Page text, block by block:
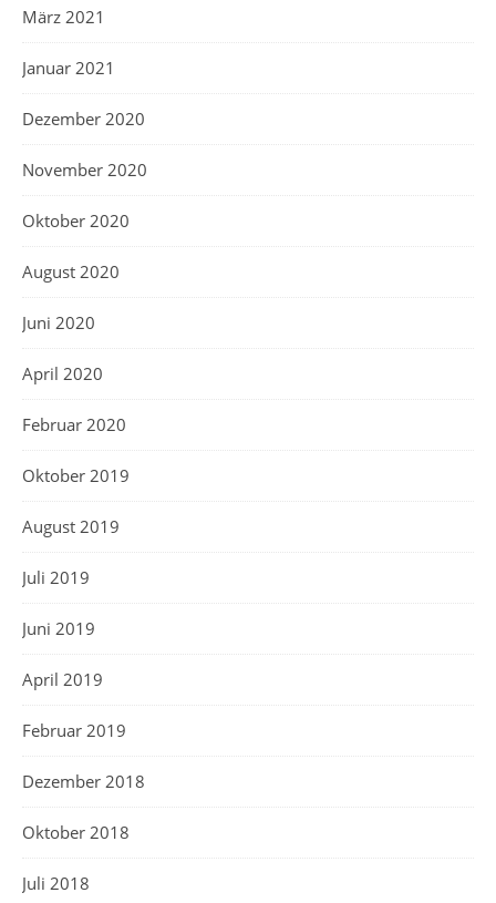
März 2021
Januar 2021
Dezember 2020
November 2020
Oktober 2020
August 2020
Juni 2020
April 2020
Februar 2020
Oktober 2019
August 2019
Juli 2019
Juni 2019
April 2019
Februar 2019
Dezember 2018
Oktober 2018
Juli 2018